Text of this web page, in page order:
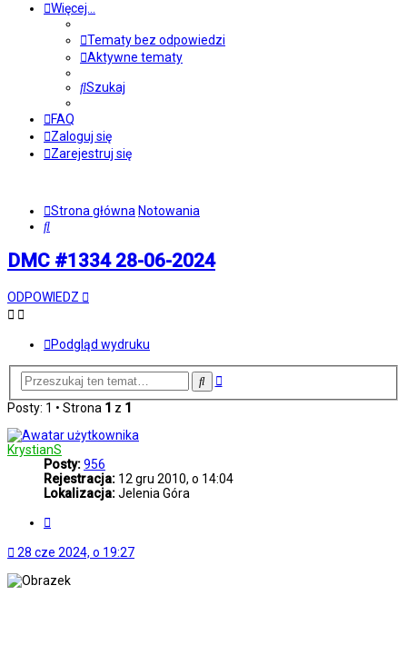
Więcej…
Tematy bez odpowiedzi
Aktywne tematy
Szukaj
FAQ
Zaloguj się
Zarejestruj się
Strona główna Notowania
Szukaj
DMC #1334 28-06-2024
ODPOWIEDZ
Podgląd wydruku
SzukajWyszukiwanie
Posty: 1 • Strona 1 z 1
KrystianS
Posty:956
Rejestracja: 12 gru 2010, o 14:04
Lokalizacja:Jelenia Góra
28 cze 2024, o 19:27